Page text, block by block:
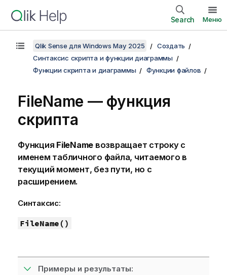
Search Меню
Qlik Sense для Windows May 2025
Создать
Синтаксис скрипта и функции диаграммы
Функции скрипта и диаграммы
Функции файлов
FileName — функция
скрипта
Функция FileName возвращает строку с
именем табличного файла, читаемого в
текущий момент, без пути, но с
расширением.
Синтаксис:
FileName()
Примеры и результаты: